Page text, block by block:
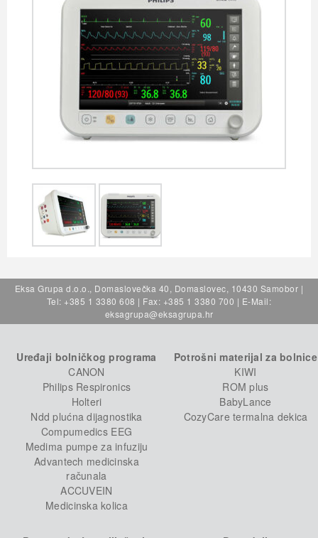
Eksa Grupa d.o.o., Domaslovečka 40, Domaslovec, 10430 Samobor |
Tel: +385 1 3380 608 | Fax: +385 1 3380 700 | E-Mail:
eksagrupa@eksagrupa.hr
Uređaji bolničkog programa
CANON
Philips Respironics
Holteri
Ndd plućna dijagnostika
Compumedics EEG
Medima pumpe za infuziju
Advantech medicinska
računala
ACCUVEIN
Medicinska kolica
Potrošni materijal za bolnice
KIWI
ROM plus
BabyLance
CozyCare termalna dekica